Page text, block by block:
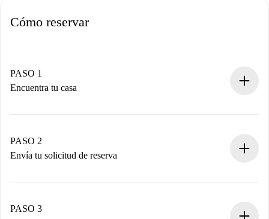
Cómo reservar
PASO 1
Encuentra tu casa
Tienes toda la información necesaria por adelantado.
PASO 2
Envía tu solicitud de reserva
propietario acepte.
PASO 3